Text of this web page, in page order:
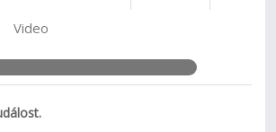
Video